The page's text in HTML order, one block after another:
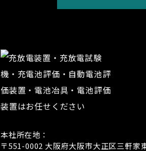
本社所在地：
〒551-0002 大阪府大阪市大正区三軒家